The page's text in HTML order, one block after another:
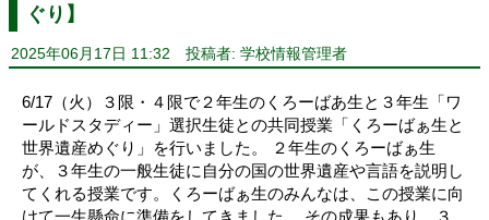
ぐり】
2025年06月17日 11:32 投稿者: 学校情報管理者
6/17（火）３限・４限で２年生のくろーばあ生と３年生「ワ
ールドスタディー」選択生徒との共同授業「くろーばぁ生と
世界遺産めぐり」を行いました。 ２年生のくろーばぁ生
が、３年生の一般生徒に自分の国の世界遺産や言語を説明し
てくれる授業です。くろーばぁ生のみんなは、この授業に向
けて一生懸命に準備をしてきました。 その成果もあり、３